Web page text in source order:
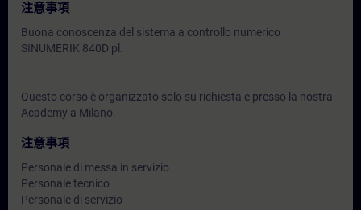
注意事項
Buona conoscenza del sistema a controllo numerico
SINUMERIK 840D pl.
Questo corso è organizzato solo su richiesta e presso la nostra
Academy a Milano.
注意事項
Personale di messa in servizio
Personale tecnico
Personale di servizio